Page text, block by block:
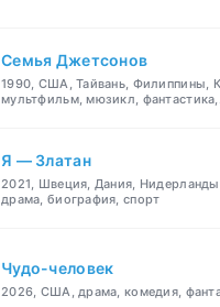
Семья Джетсонов
1990, США, Тайвань, Филиппины,
мультфильм, мюзикл, фантастика,
Я — Златан
2021, Швеция, Дания, Нидерланды,
драма, биография, спорт
Чудо-человек
2026, США, драма, комедия,